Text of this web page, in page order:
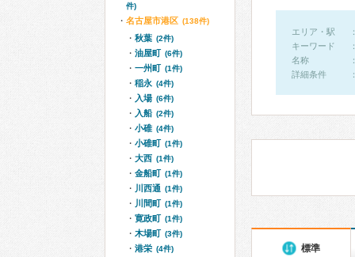
エリア・駅
キーワード
名称
詳細条件
標準
件)
名古屋市港区 (138件)
秋葉 (2件)
油屋町 (6件)
一州町 (1件)
稲永 (4件)
入場 (6件)
入船 (2件)
小碓 (4件)
小碓町 (1件)
大西 (1件)
金船町 (1件)
川西通 (1件)
川間町 (1件)
寛政町 (1件)
木場町 (3件)
港栄 (4件)